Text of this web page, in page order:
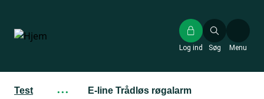
hovedindhold
Søg
Log ind Menu
Test ··· E-line Trådløs røgalarm